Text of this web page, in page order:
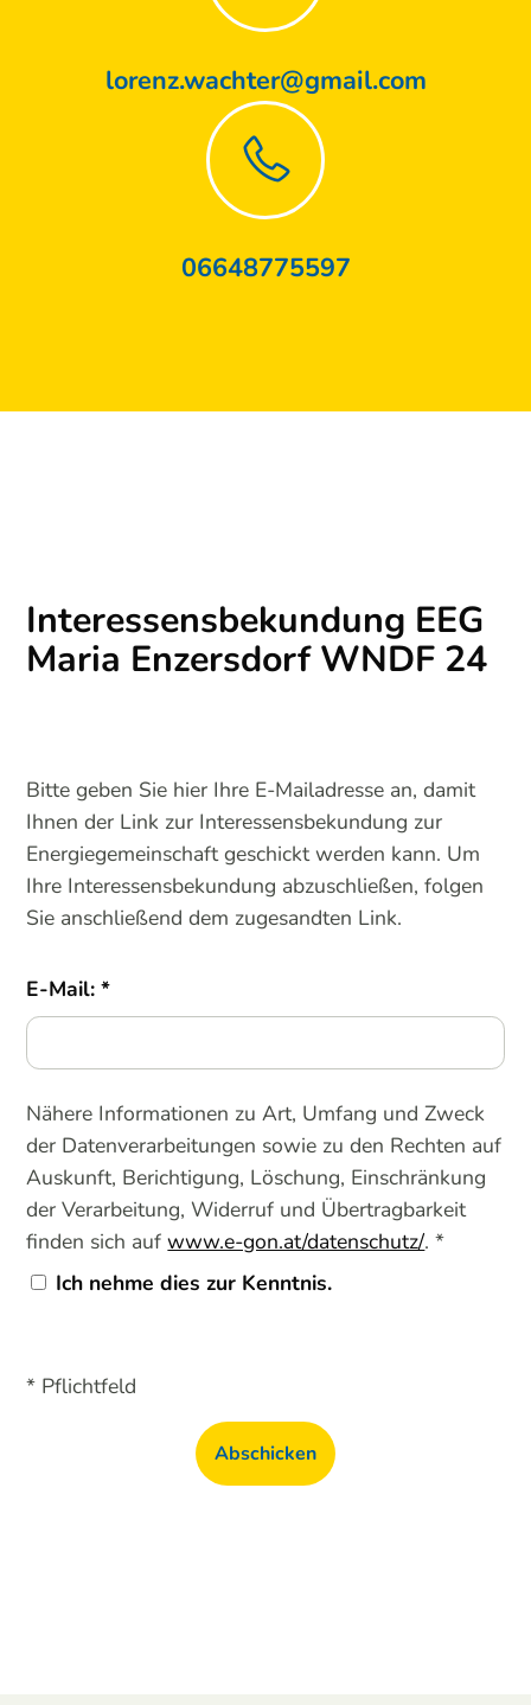
lorenz.wachter@gmail.com
06648775597
Interessensbekundung EEG
Maria Enzersdorf WNDF 24
Bitte geben Sie hier Ihre E-Mailadresse an, damit
Ihnen der Link zur Interessensbekundung zur
Energiegemeinschaft geschickt werden kann. Um
Ihre Interessensbekundung abzuschließen, folgen
Sie anschließend dem zugesandten Link.
E-Mail:
Nähere Informationen zu Art, Umfang und Zweck
der Datenverarbeitungen sowie zu den Rechten auf
Auskunft, Berichtigung, Löschung, Einschränkung
der Verarbeitung, Widerruf und Übertragbarkeit
finden sich aufwww.e-gon.at/datenschutz/. *
Ich nehme dies zur Kenntnis.
* Pflichtfeld
Abschicken